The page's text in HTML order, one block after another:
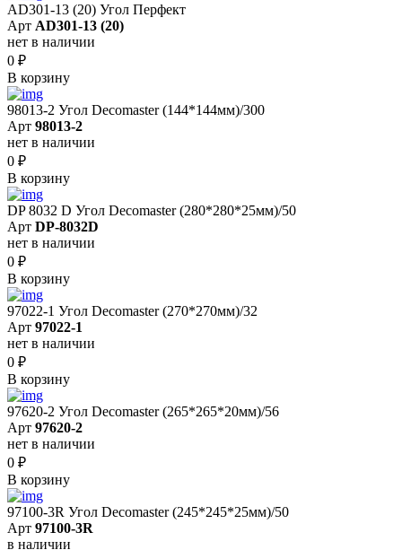
AD301-13 (20) Угол Перфект
Арт AD301-13 (20)
нет в наличии
0 ₽
В корзину
98013-2 Угол Decomaster (144*144мм)/300
Арт 98013-2
нет в наличии
0 ₽
В корзину
DP 8032 D Угол Decomaster (280*280*25мм)/50
Арт DP-8032D
нет в наличии
0 ₽
В корзину
97022-1 Угол Decomaster (270*270мм)/32
Арт 97022-1
нет в наличии
0 ₽
В корзину
97620-2 Угол Decomaster (265*265*20мм)/56
Арт 97620-2
нет в наличии
0 ₽
В корзину
97100-3R Угол Decomaster (245*245*25мм)/50
Арт 97100-3R
в наличии